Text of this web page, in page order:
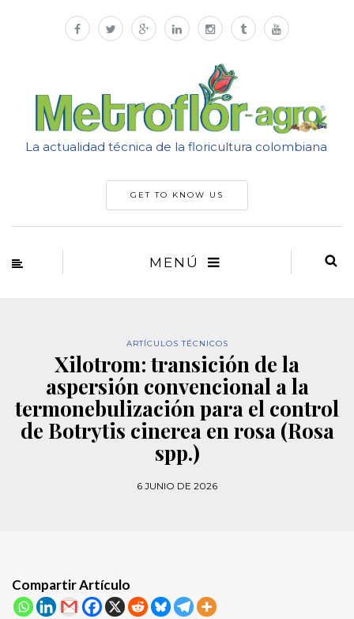
La actualidad técnica de la floricultura colombiana
GET TO KNOW US
MENÚ
ARTÍCULOS TÉCNICOS
Xilotrom: transición de la
aspersión convencional a la
termonebulización para el control
de Botrytis cinerea en rosa (Rosa
spp.)
6 JUNIO DE 2026
Compartir Artículo